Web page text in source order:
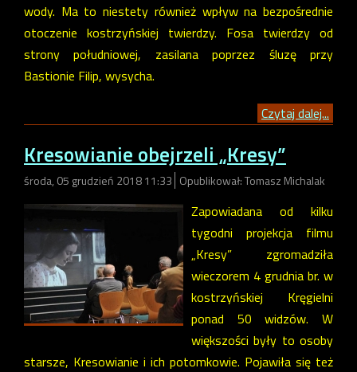
wody. Ma to niestety również wpływ na bezpośrednie
otoczenie kostrzyńskiej twierdzy. Fosa twierdzy od
strony południowej, zasilana poprzez śluzę przy
Bastionie Filip, wysycha.
Czytaj dalej...
Kresowianie obejrzeli „Kresy”
środa, 05 grudzień 2018 11:33 Opublikował: Tomasz Michalak
Zapowiadana od kilku
tygodni projekcja filmu
„Kresy” zgromadziła
wieczorem 4 grudnia br. w
kostrzyńskiej Kręgielni
ponad 50 widzów. W
większości były to osoby
starsze, Kresowianie i ich potomkowie. Pojawiła się też